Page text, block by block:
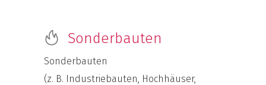
Sonderbauten
Sonderbauten
(z. B. Industriebauten, Hochhäuser,